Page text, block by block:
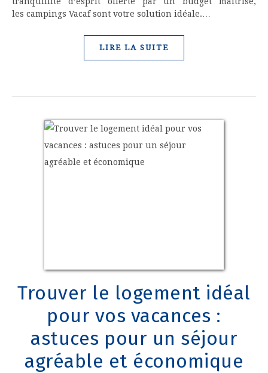
les campings Vacaf sont votre solution idéale.…
LIRE LA SUITE
Trouver le logement idéal
pour vos vacances :
astuces pour un séjour
agréable et économique